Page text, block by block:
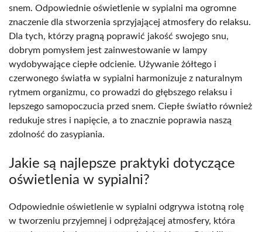
snem. Odpowiednie oświetlenie w sypialni ma ogromne
znaczenie dla stworzenia sprzyjającej atmosfery do relaksu.
Dla tych, którzy pragną poprawić jakość swojego snu,
dobrym pomysłem jest zainwestowanie w lampy
wydobywające ciepłe odcienie. Używanie żółtego i
czerwonego światła w sypialni harmonizuje z naturalnym
rytmem organizmu, co prowadzi do głębszego relaksu i
lepszego samopoczucia przed snem. Ciepłe światło również
redukuje stres i napięcie, a to znacznie poprawia naszą
zdolność do zasypiania.
Jakie są najlepsze praktyki dotyczące
oświetlenia w sypialni?
Odpowiednie oświetlenie w sypialni odgrywa istotną rolę
w tworzeniu przyjemnej i odprężającej atmosfery, która